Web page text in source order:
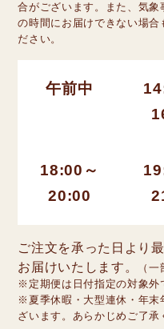
合がございます。また、気
の時間にお届けできない場合
ださい。
午前中
18:00～
20:00
ご注文を承った日より
お届けいたします。
（
※定期便は日付指定の対象外
※夏季休暇・大型連休・年末
ざいます。あらかじめご了承